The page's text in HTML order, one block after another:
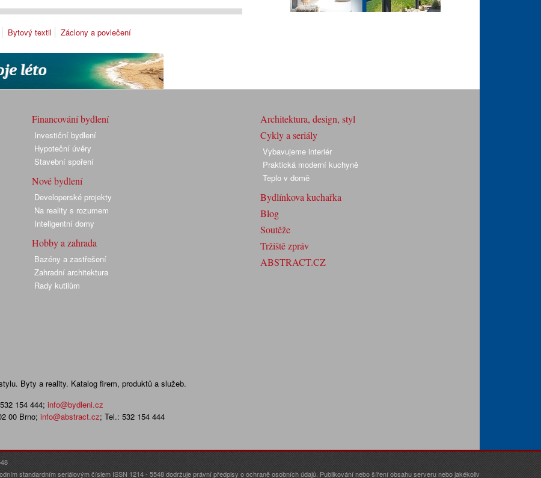
Bytový textil Záclony a povlečení
Financování bydlení
Investiční bydlení
Hypoteční úvěry
Stavební spoření
Nové bydlení
Developerské projekty
Na reality s rozumem
Inteligentní domy
Hobby a zahrada
Bazény a zastřešení
Zahradní architektura
Rady kutilům
Architektura, design, styl
Cykly a seriály
Vybavujeme interiér
Praktická moderní kuchyně
Teplo v domě
Bydlínkova kuchařka
Blog
Soutěže
Tržiště zpráv
ABSTRACT.CZ
Byty a reality. Katalog firem, produktů a služeb.
154 444; info@bydleni.cz
00 Brno; info@abstract.cz; Tel.: 532 154 444
standardním seriálovým číslem ISSN 1214 - 5548 dodržuje právní předpisy o ochraně osobních údajů. Publikování nebo šíření obsahu serveru nebo jakékoliv